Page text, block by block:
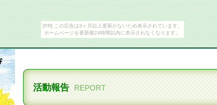
[PR] この広告は3ヶ月以上更新がないため表示されています。
ホームページを更新後24時間以内に表示されなくなります。
活動報告 REPORT